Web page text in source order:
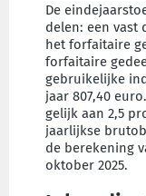
De
delen: een vast
het forfaitaire
forfaitaire
gebruikelijke
jaar 807,40
gelijk aan 2,5
jaarlijkse
de berekening
oktober 2025.